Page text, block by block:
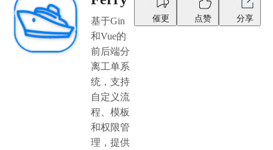
基于Gin
和Vue的
前后端分
离工单系
统，支持
自定义流
程、模板
和权限管
理，提供
催更 点赞 分享